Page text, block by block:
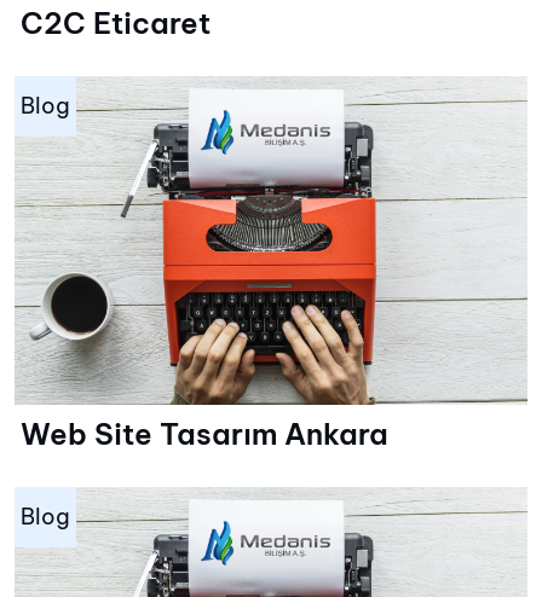
C2C Eticaret
Blog
Web Site Tasarım Ankara
Blog